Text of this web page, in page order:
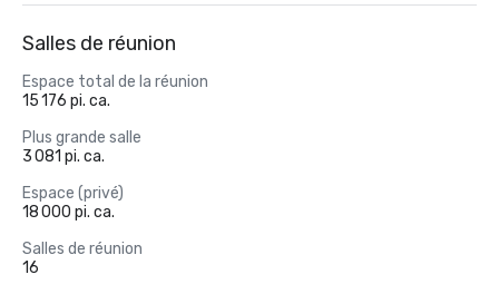
Salles de réunion
Espace total de la réunion
15 176 pi. ca.
Plus grande salle
3 081 pi. ca.
Espace (privé)
18 000 pi. ca.
Salles de réunion
16